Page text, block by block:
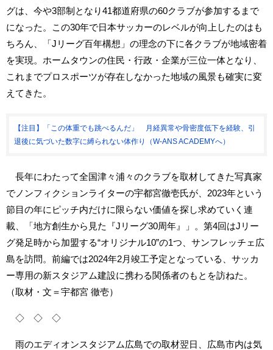
グは、今や3部制となり41都道府県の60クラブが参加するまで
になった。この30年で日本サッカーのレベルが向上したのはも
ちろん、「Jリーグ百年構想」の理念の下に各クラブが地域密着
を実現。ホームタウンの住民・行政・企業が三位一体となり、
これまでプロスポーツが存在しなかった地域の風景も確実に変
えてきた。
【注目】「この体重でも跳べるんだ」 月経異常や骨密度低下を経験、引
退後に気づいた数字に縛られない体作り（W-ANS ACADEMYへ）
長年にわたって全国津々浦々のクラブを取材してきた写真家
でノンフィクションライターの宇都宮徹壱氏が、2023年という
節目の年にピッチ内だけに限らない価値を探し求めていく連
載、「地方創生から見た『Jリーグ30周年』」。第4回はJリー
グ発足時から加盟する“オリジナル10”の1つ、サンフレッチェ広
島を訪問。前編では2024年2月竣工予定となっている、サッカ
ー専用の新スタジアム建設に携わる関係者のもとを訪ねた。
（取材・文＝宇都宮 徹壱）
◇ ◇ ◇
雨のエディオンスタジアム広島での取材翌日、広島市内は気